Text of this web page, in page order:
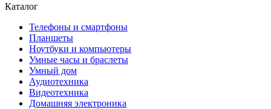
Каталог
Телефоны и смартфоны
Планшеты
Ноутбуки и компьютеры
Умные часы и браслеты
Умный дом
Аудиотехника
Видеотехника
Домашняя электроника